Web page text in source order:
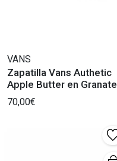
VANS
Zapatilla Vans Authetic
Apple Butter en Granate
70,00€